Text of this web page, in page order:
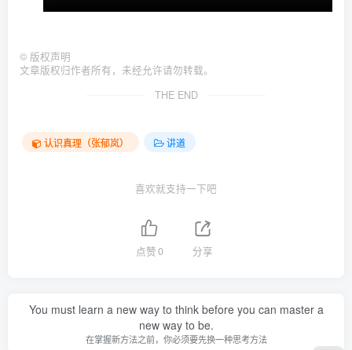
© 版权声明
文章版权归作者所有，未经允许请勿转载。
THE END
认识真理（张郁岚） 讲道
喜欢就支持一下吧
点赞0 分享
You must learn a new way to think before you can master a
new way to be.
在掌握新方法之前，你必须要先换一种思考方法